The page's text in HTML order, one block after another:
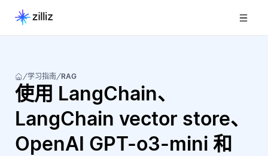
学习指南 RAG
使用 LangChain、
LangChain vector store、
OpenAI GPT-o3-mini 和